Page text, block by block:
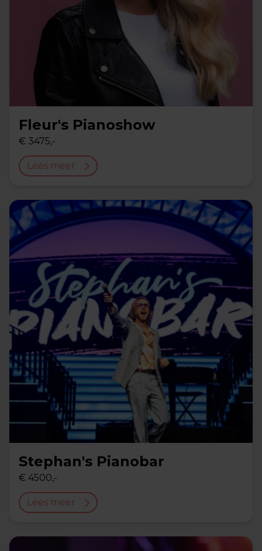
Fleur's Pianoshow
€ 3475,-
Lees meer
Stephan's Pianobar
€ 4500,-
Lees meer